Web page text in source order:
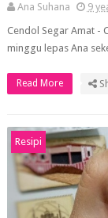
Ana Suhana
9
Cendol Segar Amat -
minggu lepas Ana
Read More
Resipi